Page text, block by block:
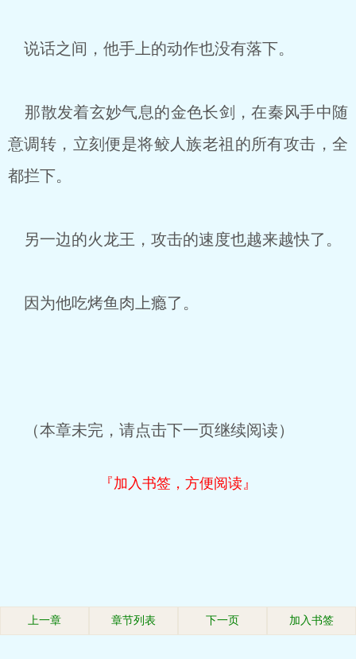
说话之间，他手上的动作也没有落下。
那散发着玄妙气息的金色长剑，在秦风手中随
意调转，立刻便是将鲛人族老祖的所有攻击，全
都拦下。
另一边的火龙王，攻击的速度也越来越快了。
因为他吃烤鱼肉上瘾了。
（本章未完，请点击下一页继续阅读）
『加入书签，方便阅读』
上一章 章节列表 下一页 加入书签